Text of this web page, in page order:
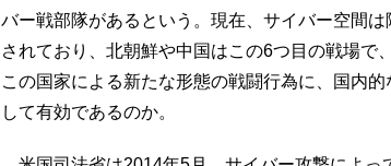
バー戦部隊があるという。現在、サイバー空間
されており、北朝鮮や中国はこの6つ目の戦場で
この国家による新たな形態の戦闘行為に、国内
して有効であるのか。